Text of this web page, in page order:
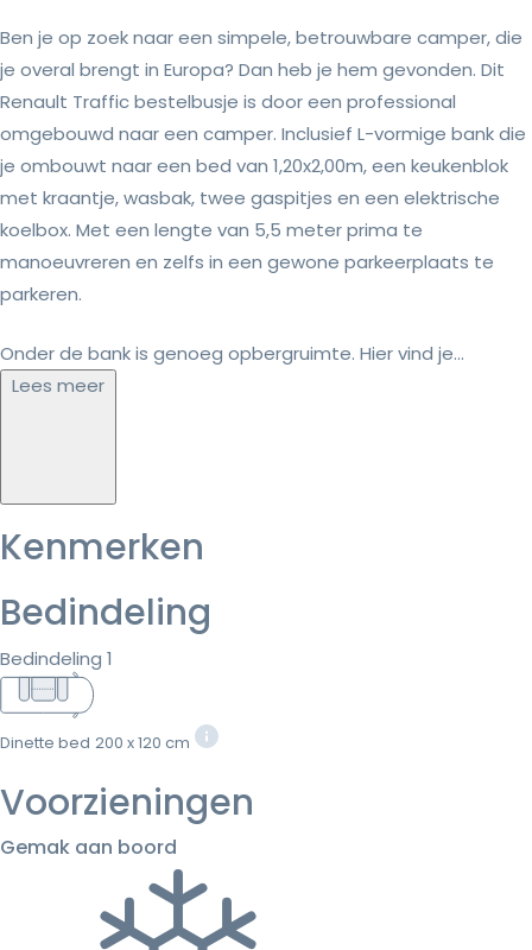
Ben je op zoek naar een simpele, betrouwbare camper, die
je overal brengt in Europa? Dan heb je hem gevonden. Dit
Renault Traffic bestelbusje is door een professional
omgebouwd naar een camper. Inclusief L-vormige bank die
je ombouwt naar een bed van 1,20x2,00m, een keukenblok
met kraantje, wasbak, twee gaspitjes en een elektrische
koelbox. Met een lengte van 5,5 meter prima te
manoeuvreren en zelfs in een gewone parkeerplaats te
parkeren.
Onder de bank is genoeg opbergruimte. Hier vind je...
Lees meer
Kenmerken
Bedindeling
Bedindeling 1
Dinette bed 200 x 120 cm
Voorzieningen
Gemak aan boord